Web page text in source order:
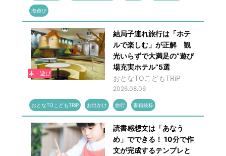
海遊び
本・遊び
結局子連れ旅行は「ホテ
ルで楽しむ」が正解 観
光いらずで大満足の“遊び
場充実ホテル”5選
おとなTOこどもTRiP
2026.08.06
おとなTOこどもTRiP お出かけ 旅行 書籍抜粋
読書感想文は「あなう
め」でできる！ 10分で作
文が完成するテンプレと